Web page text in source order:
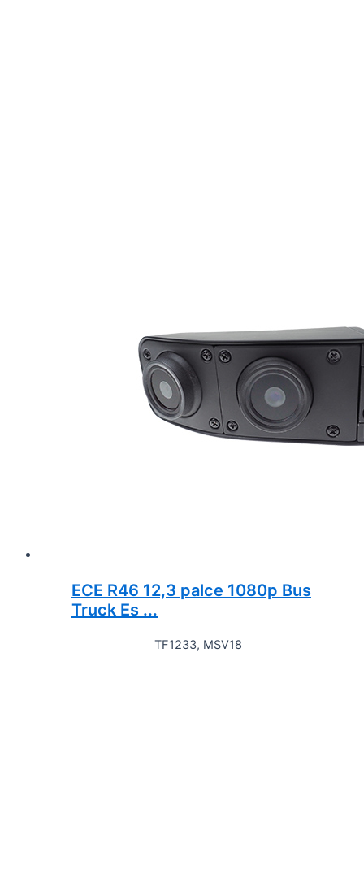
ECE R46 12,3 palce 1080p Bus
Truck Es ...
TF1233, MSV18